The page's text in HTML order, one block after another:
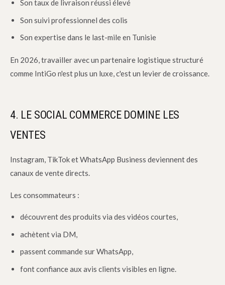
Son taux de livraison réussi élevé
Son suivi professionnel des colis
Son expertise dans le last-mile en Tunisie
En 2026, travailler avec un partenaire logistique structuré
comme IntiGo n'est plus un luxe, c'est un levier de croissance.
4. LE SOCIAL COMMERCE DOMINE LES
VENTES
Instagram, TikTok et WhatsApp Business deviennent des
canaux de vente directs.
Les consommateurs :
découvrent des produits via des vidéos courtes,
achètent via DM,
passent commande sur WhatsApp,
font confiance aux avis clients visibles en ligne.